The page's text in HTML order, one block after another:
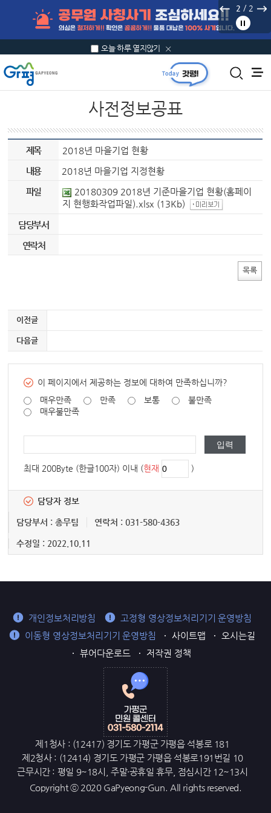
2 / 2
오늘 하루 열지않기
사전정보공표
제목
2018년 마을기업 현황
내용
2018년 마을기업 지정현황
파일
20180309 2018년 기준마을기업 현황(홈페이
지 현행화작업파일).xlsx (13Kb)
담당부서
연락처
목록
이전글
다음글
이 페이지에서 제공하는 정보에 대하여 만족하십니까?
매우만족
만족 보통
불만족
매우불만족
최대 200Byte (한글100자) 이내 (현재 )
담당자 정보
담당부서 : 총무팀 연락처 : 031-580-4363
수정일 : 2022.10.11
개인정보처리방침
고정형 영상정보처리기기 운영방침
이동형 영상정보처리기기 운영방침
사이트맵
오시는길
뷰어다운로드
저작권 정책
제1청사 : (12417) 경기도 가평군 가평읍 석봉로 181
제2청사 : (12414) 경기도 가평군 가평읍 석봉로191번길 10
근무시간 : 평일 9~18시, 주말·공휴일 휴무, 점심시간 12~13시
Copyright ⓒ 2020 GaPyeong-Gun. All rights reserved.